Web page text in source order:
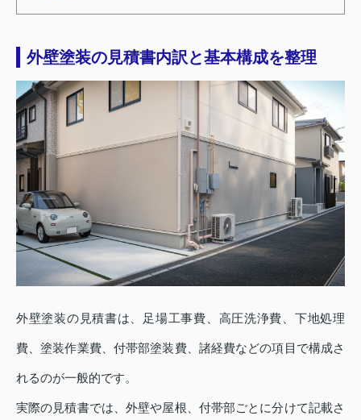
外壁塗装の見積書内訳と基本構成を整理
外壁塗装の見積書は、足場工事費、高圧洗浄費、下地処理
費、塗装作業費、付帯部塗装費、諸経費などの項目で構成さ
れるのが一般的です。
実際の見積書では、外壁や屋根、付帯部ごとに分けて記載さ